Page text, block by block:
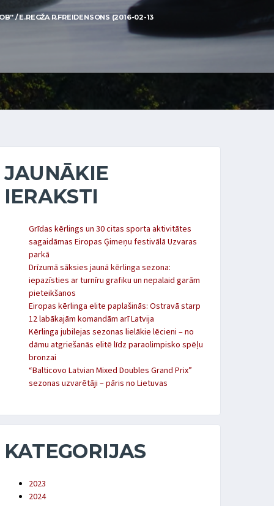
/ E.REGŽA R.FREIDENSONS (2016-02-13
JAUNĀKIE
IERAKSTI
Grīdas kērlings un 30 citas sporta aktivitātes
sagaidāmas Eiropas Ģimeņu festivālā Uzvaras
parkā
Drīzumā sāksies jaunā kērlinga sezona:
iepazīsties ar turnīru grafiku un nepalaid garām
pieteikšanos
Eiropas kērlinga elite paplašinās: Ostravā starp
12 labākajām komandām arī Latvija
Kērlinga jubilejas sezonas lielākie lēcieni – no
dāmu atgriešanās elitē līdz paraolimpisko spēļu
bronzai
“Balticovo Latvian Mixed Doubles Grand Prix”
sezonas uzvarētāji – pāris no Lietuvas
KATEGORIJAS
2023
2024